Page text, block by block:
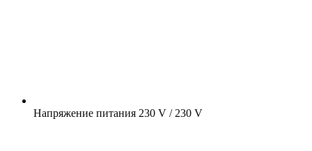
Напряжение питания 230 V / 230 V